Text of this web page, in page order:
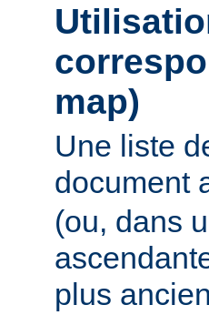
map)
Une liste
document
(ou, dans
plus